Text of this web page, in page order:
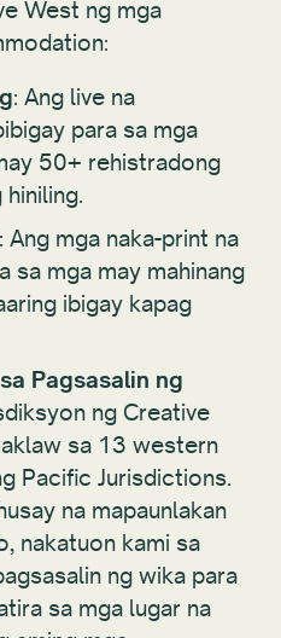
West ng mga
: Ang live na
para sa mga
50+ rehistradong
: Ang mga naka-print na
sa mga may mahinang
ibigay kapag
Pagsasalin ng
ng Creative
sa 13 western
Pacific Jurisdictions.
na mapaunlakan
nakatuon kami sa
ng wika para
sa mga lugar na